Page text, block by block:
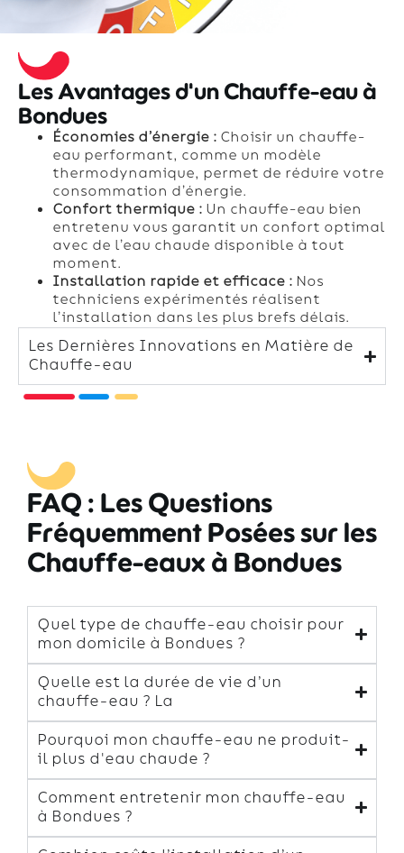
Les Avantages d'un Chauffe-eau à
Bondues
Économies d’énergie :Choisir un chauffe-
eau performant, comme un modèle
thermodynamique, permet de réduire votre
consommation d’énergie.
Confort thermique :Un chauffe-eau bien
entretenu vous garantit un confort optimal
avec de l’eau chaude disponible à tout
moment.
Installation rapide et efficace :Nos
techniciens expérimentés réalisent
l’installation dans les plus brefs délais.
Les Dernières Innovations en Matière de
Chauffe-eau
FAQ : Les Questions
Fréquemment Posées sur les
Chauffe-eaux à Bondues
Quel type de chauffe-eau choisir pour
mon domicile à Bondues ?
Quelle est la durée de vie d’un
chauffe-eau ? La
Pourquoi mon chauffe-eau ne produit-
il plus d'eau chaude ?
Comment entretenir mon chauffe-eau
à Bondues ?